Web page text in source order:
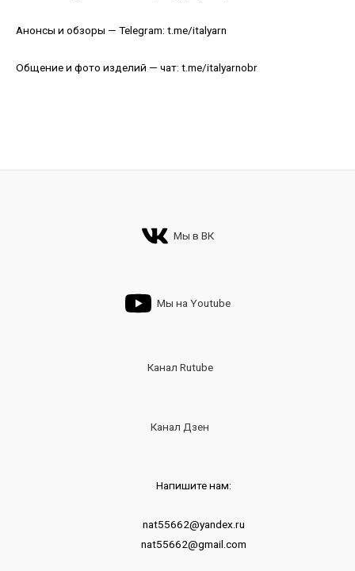
Анонсы и обзоры — Telegram: t.me/italyarn
Общение и фото изделий — чат: t.me/italyarnobr
Мы в ВК
Мы на Youtube
Канал Rutube
Канал Дзен
Напишите нам:
nat55662@yandex.ru
nat55662@gmail.com